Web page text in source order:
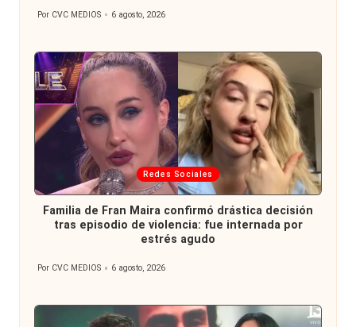
Publicado
Por CVC MEDIOS 6 agosto, 2026
Publicada
en
Redes Sociales
Familia de Fran Maira confirmó drástica decisión
tras episodio de violencia: fue internada por
estrés agudo
Publicado
Por CVC MEDIOS 6 agosto, 2026